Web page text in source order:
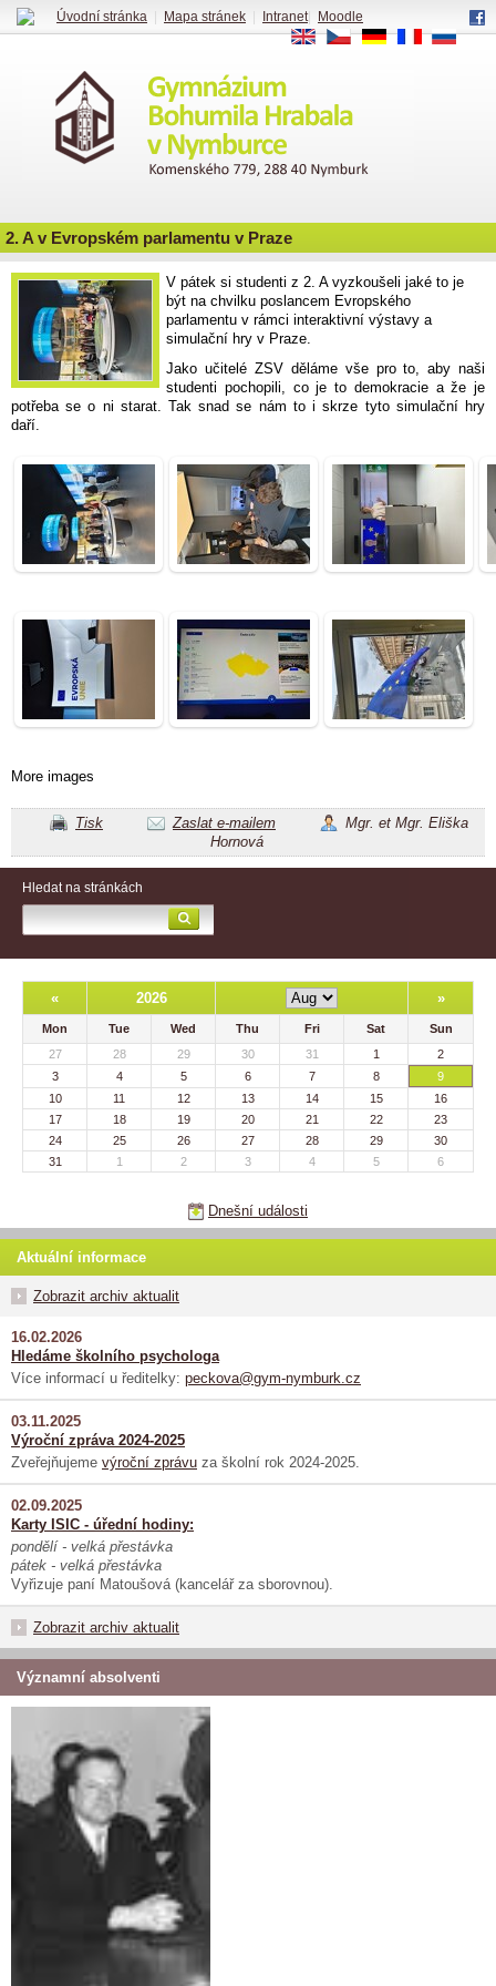
2. A v Evropském parlamentu v Praze
V pátek si studenti z 2. A vyzkoušeli jaké to je
být na chvilku poslancem Evropského
parlamentu v rámci interaktivní výstavy a
simulační hry v Praze.
Jako učitelé ZSV děláme vše pro to, aby naši
studenti pochopili, co je to demokracie a že je
potřeba se o ni starat. Tak snad se nám to i skrze tyto simulační hry
daří.
More images
Tisk Zaslat e-mailem
Mgr. et Mgr. Eliška
Hornová
Hledat na stránkách
« 2026 »
Mon Tue Wed Thu Fri Sat
Sun
27
28 29 30 31 1
2
3
4 5 6 7 8
9
10
11 12 13 14 15
16
17
18 19 20 21 22
23
24
25 26 27 28 29
30
31
1 2 3 4 5 6
Dnešní události
Aktuální informace
Zobrazit archiv aktualit
16.02.2026
Hledáme školního psychologa
Více informací u ředitelky: peckova@gym-nymburk.cz
03.11.2025
Výroční zpráva 2024-2025
Zveřejňujeme výroční zprávu za školní rok 2024-2025.
02.09.2025
Karty ISIC - úřední hodiny:
pondělí - velká přestávka
pátek - velká přestávka
Vyřizuje paní Matoušová (kancelář za sborovnou).
Zobrazit archiv aktualit
Významní absolventi
Úvodní stránka Mapa stránek Intranet|
Moodle
EN
CS DE FR RU